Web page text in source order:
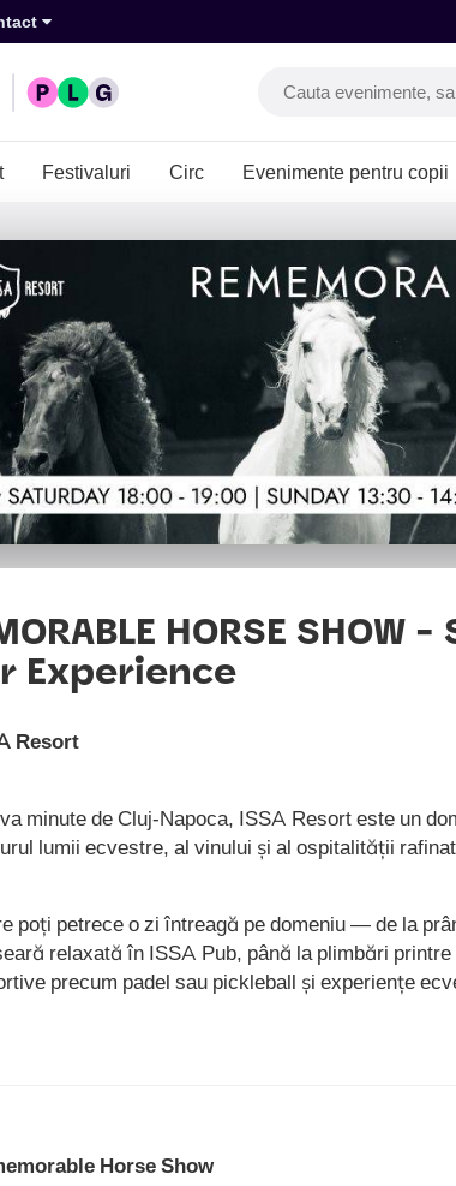
Festivaluri Circ Evenimente pentru copii
HORSE
Experience
Resort
minute de Cluj-Napoca, ISSA Resort este un
lumii ecvestre, al vinului și al ospitalității
poți petrece o zi întreagă pe domeniu — de la
relaxată în ISSA Pub, până la plimbări
precum padel sau pickleball și experiențe
Horse Show